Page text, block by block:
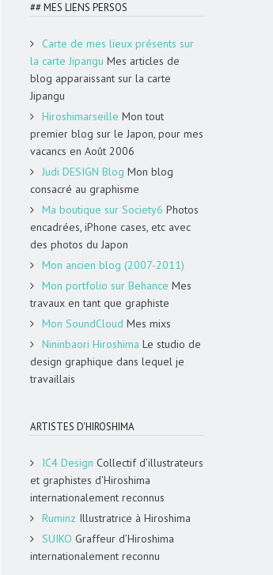
## MES LIENS PERSOS
Carte de mes lieux présents sur
la carte Jipangu Mes articles de
blog apparaissant sur la carte
Jipangu
Hiroshimarseille Mon tout
premier blog sur le Japon, pour mes
vacancs en Août 2006
Judi DESIGN Blog Mon blog
consacré au graphisme
Ma boutique sur Society6 Photos
encadrées, iPhone cases, etc avec
des photos du Japon
Mon ancien blog (2007-2011)
Mon portfolio sur Behance Mes
travaux en tant que graphiste
Mon SoundCloud Mes mixs
Nininbaori Hiroshima Le studio de
design graphique dans lequel je
travaillais
ARTISTES D'HIROSHIMA
IC4 Design Collectif d’illustrateurs
et graphistes d’Hiroshima
internationalement reconnus
Ruminz Illustratrice à Hiroshima
SUIKO Graffeur d’Hiroshima
internationalement reconnu